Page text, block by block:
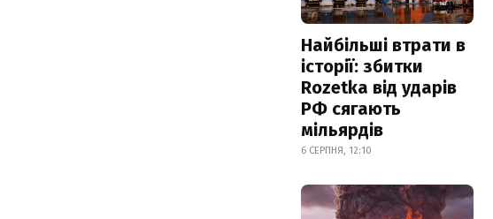
Найбільші втрати в
історії: збитки
Rozetka від ударів
РФ сягають
мільярдів
6 СЕРПНЯ, 12:10